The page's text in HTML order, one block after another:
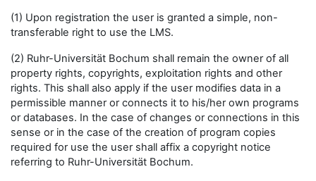
(1) Upon registration the user is granted a simple, non-
transferable right to use the LMS.
(2) Ruhr-Universität Bochum shall remain the owner of all
property rights, copyrights, exploitation rights and other
rights. This shall also apply if the user modifies data in a
permissible manner or connects it to his/her own programs
or databases. In the case of changes or connections in this
sense or in the case of the creation of program copies
required for use the user shall affix a copyright notice
referring to Ruhr-Universität Bochum.